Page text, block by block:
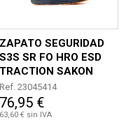
ZAPATO SEGURIDAD
S3S SR FO HRO ESD
TRACTION SAKON
TALLA 45
Ref. 23045414
76,95 €
63,60 € sin IVA